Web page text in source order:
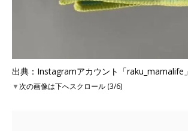
出典：Instagramアカウント「raku_mamalife」
▼次の画像は下へスクロール (3/6)